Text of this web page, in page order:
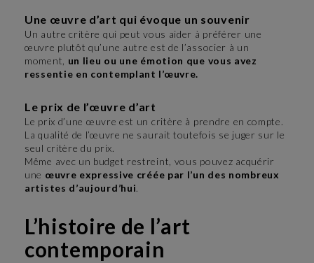
Une œuvre d’art qui évoque un souvenir
Un autre critère qui peut vous aider à préférer une
œuvre plutôt qu’une autre est de l’associer à un
moment, un lieu ou une émotion que vous avez
ressentie en contemplant l’œuvre.
Le prix de l’œuvre d’art
Le prix d’une œuvre est un critère à prendre en compte.
La qualité de l’œuvre ne saurait toutefois se juger sur le
seul critère du prix.
Même avec un budget restreint, vous pouvez acquérir
une œuvre expressive créée par l’un des nombreux
artistes d’aujourd’hui.
L’histoire de l’art
contemporain